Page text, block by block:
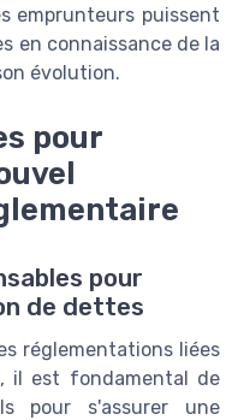
emprunteurs puissent
en connaissance de la
évolution.
pour
pour
de dettes
réglementations liées
, il est fondamental de
pour s'assurer une